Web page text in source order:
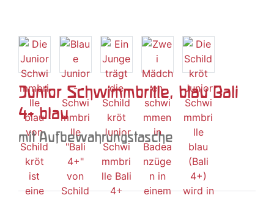
Junior Schwimmbrille, blau Bali
4+ blau
mit Aufbewahrungstasche